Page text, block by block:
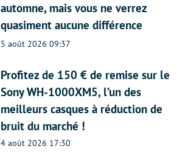
automne, mais vous ne verrez
quasiment aucune différence
5 août 2026 09:37
Profitez de 150 € de remise sur le
Sony WH-1000XM5, l’un des
meilleurs casques à réduction de
bruit du marché !
4 août 2026 17:30